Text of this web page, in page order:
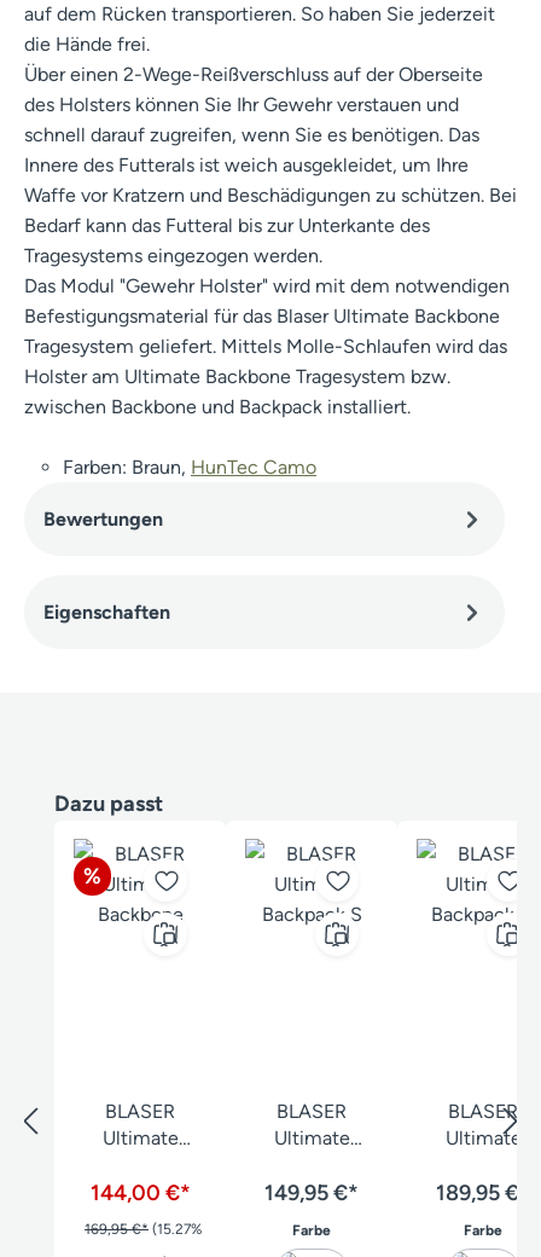
auf dem Rücken transportieren. So haben Sie jederzeit
die Hände frei.
Über einen 2-Wege-Reißverschluss auf der Oberseite
des Holsters können Sie Ihr Gewehr verstauen und
schnell darauf zugreifen, wenn Sie es benötigen. Das
Innere des Futterals ist weich ausgekleidet, um Ihre
Waffe vor Kratzern und Beschädigungen zu schützen. Bei
Bedarf kann das Futteral bis zur Unterkante des
Tragesystems eingezogen werden.
Das Modul "Gewehr Holster" wird mit dem notwendigen
Befestigungsmaterial für das Blaser Ultimate Backbone
Tragesystem geliefert. Mittels Molle-Schlaufen wird das
Holster am Ultimate Backbone Tragesystem bzw.
zwischen Backbone und Backpack installiert.
Farben: Braun, HunTec Camo
Bewertungen
Eigenschaften
Produktgalerie überspringen
Dazu passt
Rabatt
%
BLASER
Ultimate
144,00 €*
169,95 €* (15.27%
BLASER
Ultimate
149,95 €*
Farbeauswählen
BLASER
Ultimate
189,95 €*
Farbe